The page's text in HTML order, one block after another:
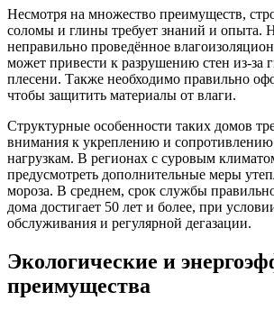
Несмотря на множество преимуществ,
соломы и глины требует знаний и опыта.
неправильно проведённое
может привести к разрушению стен из-за
плесени. Также необходимо правильно
чтобы защитить материалы от влаги.
Структурные особенности таких домов
внимания к укреплению и
нагрузкам. В регионах с суровым
предусмотреть дополнительные меры
мороза. В среднем, срок службы
дома достигает 50 лет и более, при
обслуживания и регулярной дегазации.
Экологические и
преимущества